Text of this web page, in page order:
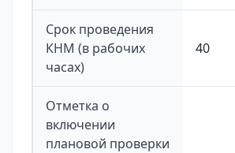
Срок проведения
КНМ (в рабочих
часах)
40
Отметка о
включении
плановой проверки